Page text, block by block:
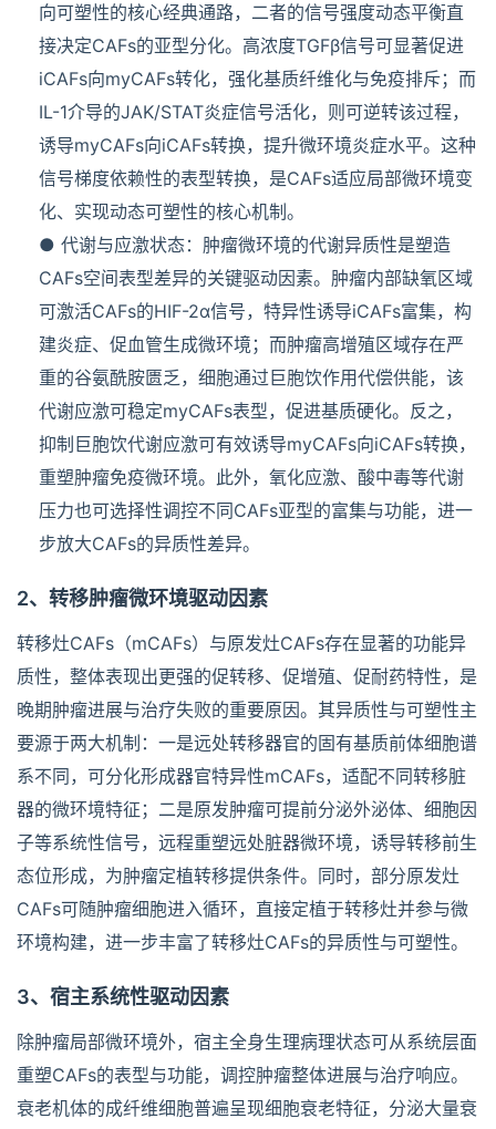
向可塑性的核心经典通路，二者的信号强度动态平衡直
接决定CAFs的亚型分化。高浓度TGFβ信号可显著促进
iCAFs向myCAFs转化，强化基质纤维化与免疫排斥；而
IL-1介导的JAK/STAT炎症信号活化，则可逆转该过程，
诱导myCAFs向iCAFs转换，提升微环境炎症水平。这种
信号梯度依赖性的表型转换，是CAFs适应局部微环境变
化、实现动态可塑性的核心机制。
● 代谢与应激状态：肿瘤微环境的代谢异质性是塑造
CAFs空间表型差异的关键驱动因素。肿瘤内部缺氧区域
可激活CAFs的HIF-2α信号，特异性诱导iCAFs富集，构
建炎症、促血管生成微环境；而肿瘤高增殖区域存在严
重的谷氨酰胺匮乏，细胞通过巨胞饮作用代偿供能，该
代谢应激可稳定myCAFs表型，促进基质硬化。反之，
抑制巨胞饮代谢应激可有效诱导myCAFs向iCAFs转换，
重塑肿瘤免疫微环境。此外，氧化应激、酸中毒等代谢
压力也可选择性调控不同CAFs亚型的富集与功能，进一
步放大CAFs的异质性差异。
2、转移肿瘤微环境驱动因素
转移灶CAFs（mCAFs）与原发灶CAFs存在显著的功能异
质性，整体表现出更强的促转移、促增殖、促耐药特性，是
晚期肿瘤进展与治疗失败的重要原因。其异质性与可塑性主
要源于两大机制：一是远处转移器官的固有基质前体细胞谱
系不同，可分化形成器官特异性mCAFs，适配不同转移脏
器的微环境特征；二是原发肿瘤可提前分泌外泌体、细胞因
子等系统性信号，远程重塑远处脏器微环境，诱导转移前生
态位形成，为肿瘤定植转移提供条件。同时，部分原发灶
CAFs可随肿瘤细胞进入循环，直接定植于转移灶并参与微
环境构建，进一步丰富了转移灶CAFs的异质性与可塑性。
3、宿主系统性驱动因素
除肿瘤局部微环境外，宿主全身生理病理状态可从系统层面
重塑CAFs的表型与功能，调控肿瘤整体进展与治疗响应。
衰老机体的成纤维细胞普遍呈现细胞衰老特征，分泌大量衰